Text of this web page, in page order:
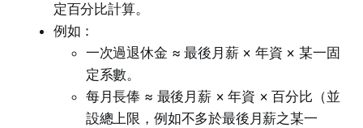
定百分比計算。
例如：
一次過退休金 ≈ 最後月薪 × 年資 × 某一固
定系數。
每月長俸 ≈ 最後月薪 × 年資 × 百分比（並
設總上限，例如不多於最後月薪之某一